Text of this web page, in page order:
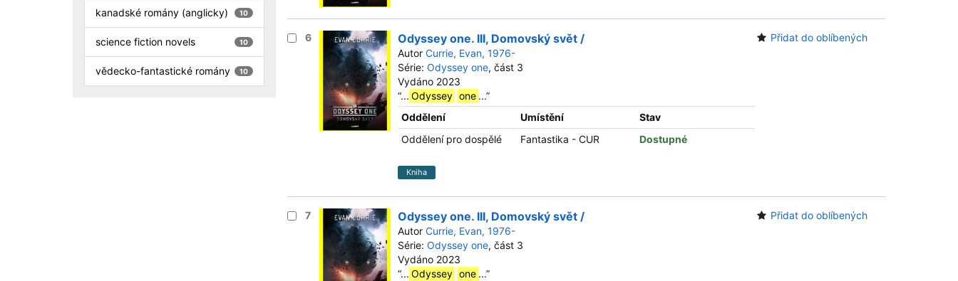
6 Odyssey one. III, Domovský svět /
Autor Currie, Evan, 1976-
Série: Odyssey one, část 3
Vydáno 2023
“... Odyssey one ...”
Oddělení
Umístění
Stav
Oddělení pro dospělé
Fantastika - CUR Dostupné
Kniha
Přidat do oblíbených
7 Odyssey one. III, Domovský svět /
Autor Currie, Evan, 1976-
Série: Odyssey one, část 3
Vydáno 2023
“... Odyssey one ...”
Přidat do oblíbených
10
kanadské romány (anglicky)
10
science fiction novels
10
vědecko-fantastické romány